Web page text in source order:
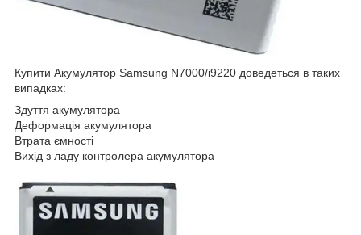
Купити Акумулятор Samsung N7000/i9220 доведеться в таких
випадках:
Здуття акумулятора
Деформація акумулятора
Втрата ємності
Вихід з ладу контролера акумулятора